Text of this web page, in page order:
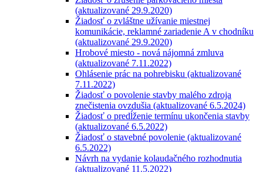
(aktualizované 29.9.2020)
Žiadosť o zvláštne užívanie miestnej
komunikácie, reklamné zariadenie A v chodníku
(aktualizované 29.9.2020)
Hrobové miesto - nová nájomná zmluva
(aktualizované 7.11.2022)
Ohlásenie prác na pohrebisku (aktualizované
7.11.2022)
Žiadosť o povolenie stavby malého zdroja
znečistenia ovzdušia (aktualizované 6.5.2024)
Žiadosť o predĺženie termínu ukončenia stavby
(aktualizované 6.5.2022)
Žiadosť o stavebné povolenie (aktualizované
6.5.2022)
Návrh na vydanie kolaudačného rozhodnutia
(aktualizované 11.5.2022)